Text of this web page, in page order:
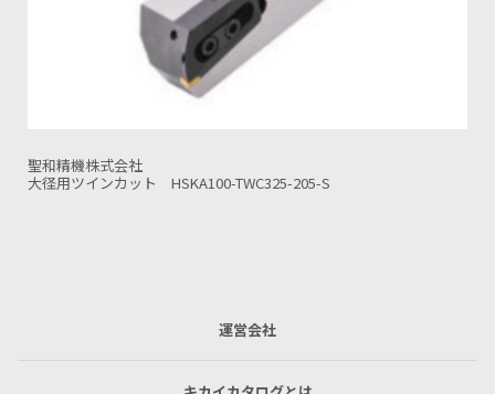
聖和精機株式会社
ファーストカット BT/BBT50-FIC150N-280-S
運営会社